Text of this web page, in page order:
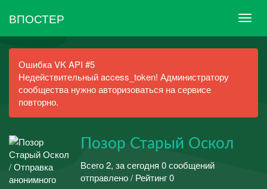
ВПОСТЕР
Ошибка VK API #5
Недействительный access_token! Администратору
сообщества нужно авторизоваться на сервисе
повторно.
Позор Старый Оскол
Всего 2, за сегодня 0 сообщений
отправлено / Рейтинг 0